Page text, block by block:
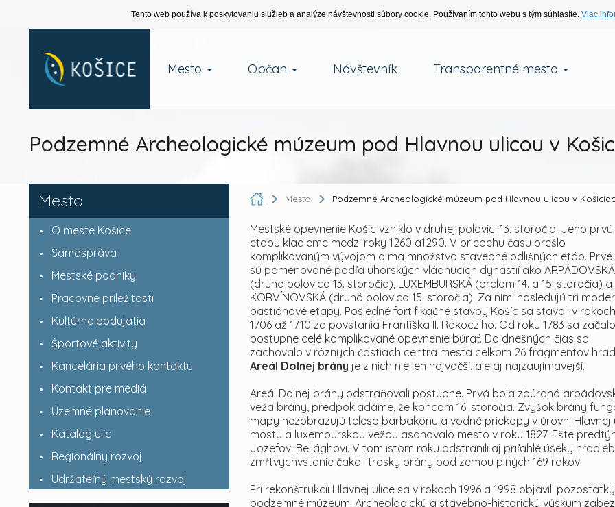
Tento web používa k poskytovaniu služieb a analýze návštevnosti súbory cookie. Používaním tohto webu s tým súhlasíte. Viac
Mesto Občan Návštevník Transparentné mesto
Podzemné Archeologické múzeum pod Hlavnou ulicou v
Mesto
O meste Košice
Samospráva
Mestské podniky
Pracovné príležitosti
Kultúrne podujatia
Športové aktivity
Kancelária prvého kontaktu
Kontakt pre médiá
Územné plánovanie
Katalóg ulíc
Regionálny rozvoj
Udržateľný mestský rozvoj
Mesto Podzemné Archeologické múzeum pod Hlavnou ulicou v
Mestské opevnenie Košíc vzniklo v druhej polovici 13. storočia. Jeho prvú
etapu kladieme medzi roky 1260 a1290. V priebehu času prešlo
komplikovaným vývojom a má množstvo stavebné odlišných etáp. Prvé
sú pomenované podľa uhorských vládnucich dynastií ako ARPÁDOVSKÁ
(druhá polovica 13. storočia), LUXEMBURSKÁ (prelom 14. a 15. storočia) a
KORVÍNOVSKÁ (druhá polovica 15. storočia). Za nimi nasledujú tri
bastiónové etapy. Posledné fortifikačné stavby Košíc sa stavali v rokoch
1706 až 1710 za povstania Františka II. Rákocziho. Od roku 1783 sa začalo
postupne celé komplikované opevnenie búrať. Do dnešných čias sa
zachovalo v rôznych častiach centra mesta celkom 26 fragmentov
Areál Dolnej brány je z nich nie len najväčší, ale aj najzaujímavejší.
Areál Dolnej brány odstraňovali postupne. Prvá bola zbúraná
veža brány, predpokladáme, že koncom 16. storočia. Zvyšok brány
mapy nezobrazujú teleso barbakonu a vodné priekopy v úrovni
mostu a luxemburskou vežou asanovalo mesto v roku 1827. Ešte
Jozefovi Bellághovi. V tom istom roku odstránili aj priľahlé úseky
zmŕtvychvstanie čakali trosky brány pod zemou plných 169 rokov.
Pri rekonštrukcii Hlavnej ulice sa v rokoch 1996 a 1998 objavili
podzemné múzeum. Archeologický a stavebno-historický výskum